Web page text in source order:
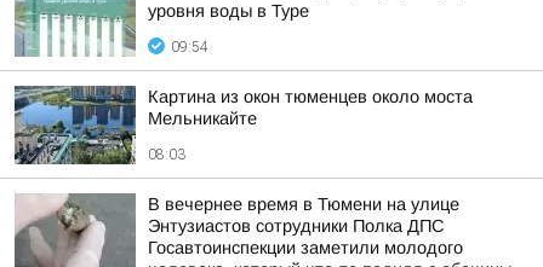
уровня воды в Туре
09:54
Картина из окон тюменцев около моста
Мельникайте
08:03
В вечернее время в Тюмени на улице
Энтузиастов сотрудники Полка ДПС
Госавтоинспекции заметили молодого